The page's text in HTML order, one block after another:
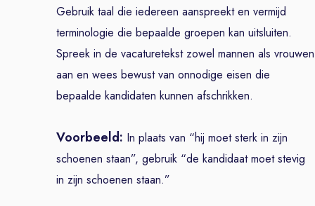
Gebruik taal die iedereen aanspreekt en vermijd
terminologie die bepaalde groepen kan uitsluiten.
Spreek in de vacaturetekst zowel mannen als vrouwen
aan en wees bewust van onnodige eisen die
bepaalde kandidaten kunnen afschrikken.
Voorbeeld: In plaats van “hij moet sterk in zijn
schoenen staan”, gebruik “de kandidaat moet stevig
in zijn schoenen staan.”